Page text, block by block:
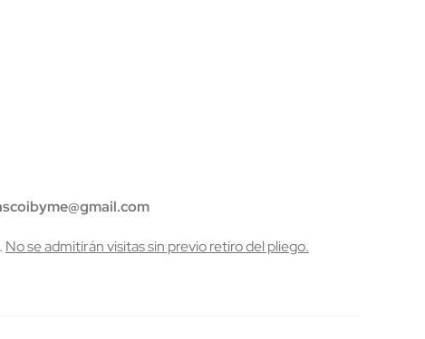
No se admitirán visitas sin previo retiro del pliego.